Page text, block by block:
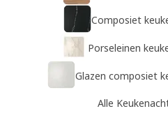
Composiet
Porseleinen
Glazen composiet
Alle